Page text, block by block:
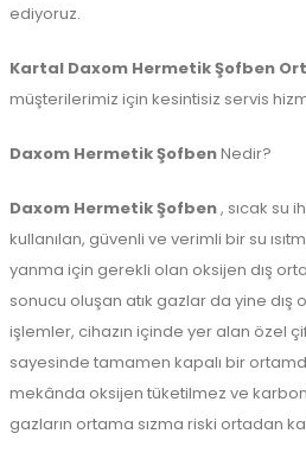
ediyoruz.
Kartal Daxom Hermetik Şofben
müşterilerimiz için kesintisiz servis
Daxom Hermetik ŞofbenNedir?
Daxom Hermetik Şofben, sıcak su
kullanılan, güvenli ve verimli bir su
yanma için gerekli olan oksijen dış
sonucu oluşan atık gazlar da yine dış
işlemler, cihazın içinde yer alan özel
sayesinde tamamen kapalı bir
mekânda oksijen tüketilmez ve
gazların ortama sızma riski ortadan